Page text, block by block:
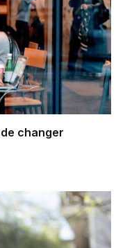
changer